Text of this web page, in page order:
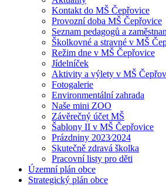
Kontakt do MŠ Čepřovice
Provozní doba MŠ Čepřovice
Seznam pedagogů a
Školkovné a stravné v MŠ
Režim dne v MŠ Čepřovice
Jídelníček
Aktivity a výlety v MŠ
Fotogalerie
Environmentální zahrada
Naše mini ZOO
Závěrečný účet MŠ
Šablony II v MŠ Čepřovice
Prázdniny 2023⁄2024
Skutečně zdravá školka
Pracovní listy pro děti
Územní plán obce
Strategický plán obce